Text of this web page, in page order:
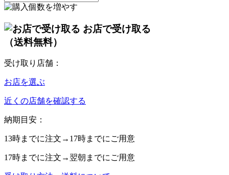
お店で受け取る
（送料無料）
受け取り店舗：
お店を選ぶ
近くの店舗を確認する
納期目安：
13時までに注文→ 17時までにご用意
17時までに注文→ 翌朝 までにご用意